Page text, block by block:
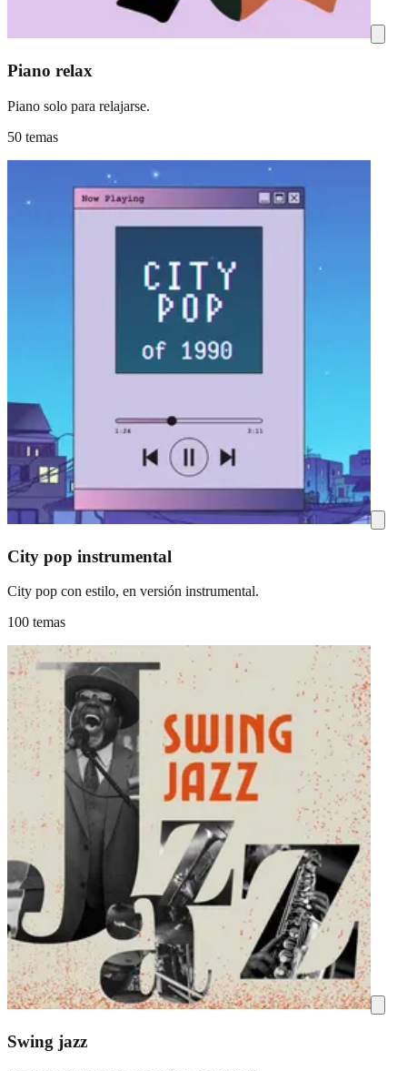
Piano relax
Piano solo para relajarse.
50 temas
City pop instrumental
City pop con estilo, en versión instrumental.
100 temas
Swing jazz